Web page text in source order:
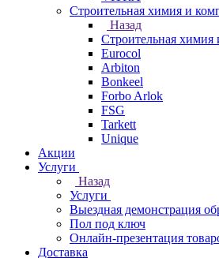
Строительная химия и
Назад
Строительная
Eurocol
Arbiton
Bonkeel
Forbo Arlok
FSG
Tarkett
Unique
Акции
Услуги
Назад
Услуги
Выездная демонстрация
Пол под ключ
Онлайн-презентация
Доставка